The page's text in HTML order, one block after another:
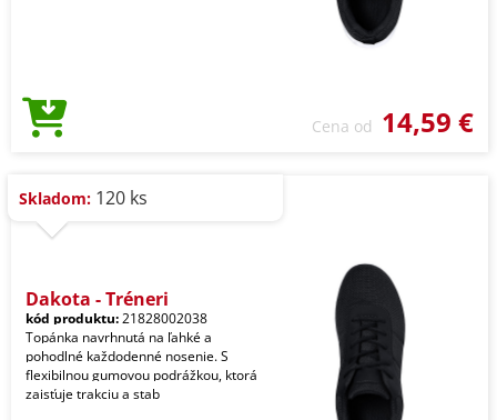
Cena od 14,59 €
Skladom: 120 ks
Dakota - Tréneri
kód produktu:21828002038
Topánka navrhnutá na ľahké a
pohodlné každodenné nosenie. S
flexibilnou gumovou podrážkou, ktorá
zaisťuje trakciu a stab